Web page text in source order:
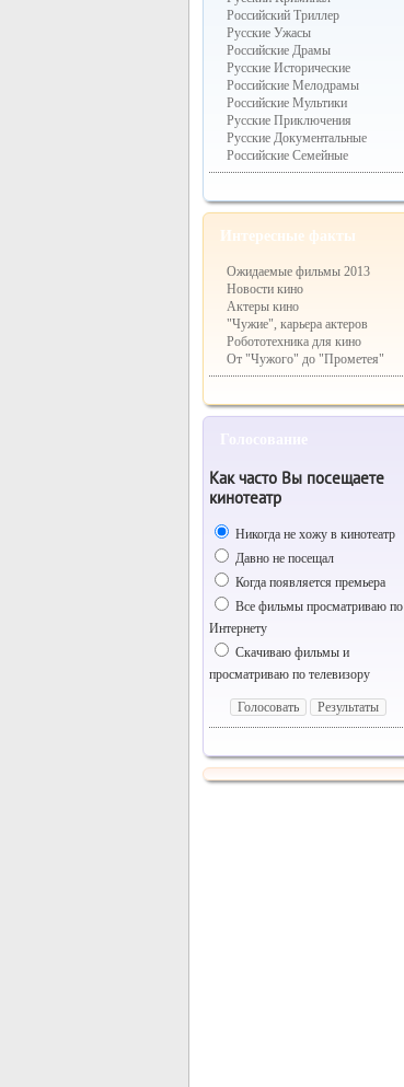
Российский Триллер
Русские Ужасы
Российские Драмы
Русские Исторические
Российские Мелодрамы
Российские Мультики
Русские Приключения
Русские Документальные
Российские Семейные
Интересные факты
Ожидаемые фильмы 2013
Новости кино
Актеры кино
"Чужие", карьера актеров
Робототехника для кино
От "Чужого" до "Прометея"
Как часто Вы посещаете
кинотеатр
Никогда не хожу в кинотеатр
Давно не посещал
Когда появляется премьера
Все фильмы просматриваю по
Интернету
Скачиваю фильмы и
просматриваю по телевизору